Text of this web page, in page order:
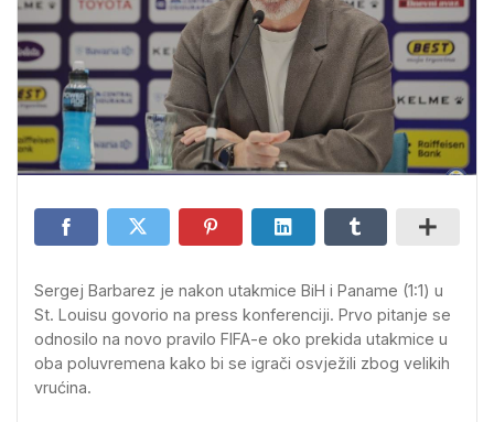
Sergej Barbarez je nakon utakmice BiH i Paname (1:1) u
St. Louisu govorio na press konferenciji. Prvo pitanje se
odnosilo na novo pravilo FIFA-e oko prekida utakmice u
oba poluvremena kako bi se igrači osvježili zbog velikih
vrućina.